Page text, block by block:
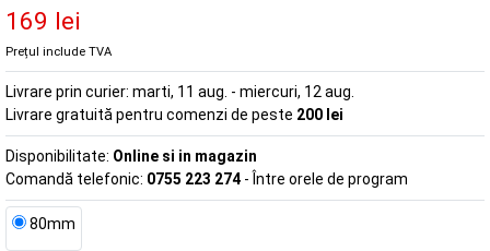
169 lei
Prețul include TVA
Livrare prin curier: marti, 11 aug. - miercuri, 12 aug.
Livrare gratuită pentru comenzi de peste 200 lei
Disponibilitate: Online si in magazin
Comandă telefonic: 0755 223 274 - Între orele de program
80mm